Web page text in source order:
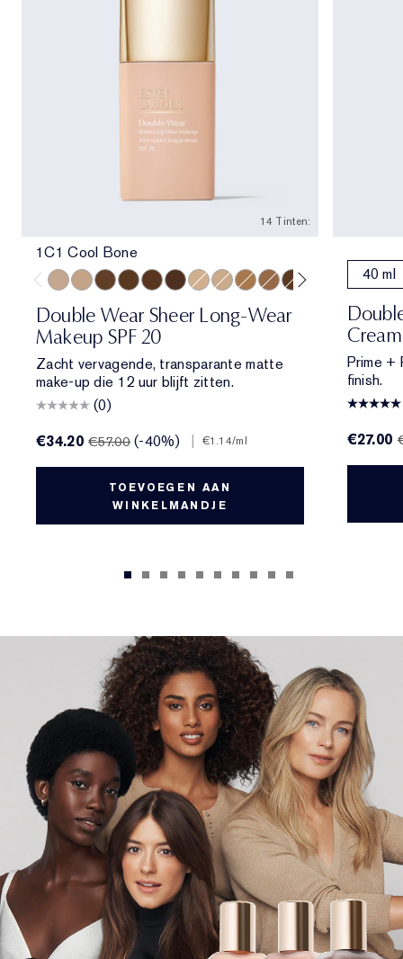
14 Tinten:
1C1 Cool Bone
5N2 Amber Honey
8C1 Rich
8N1
Double Wear Sheer Long-Wear
Makeup SPF 20
Zacht vervagende, transparante matte
make-up die 12 uur blijft zitten.
(0)
€34.20€57.00 (-40%) | €1.14/ml
TOEVOEGEN AAN
WINKELMANDJE
40 ml
Prime +
finish.
€27.00